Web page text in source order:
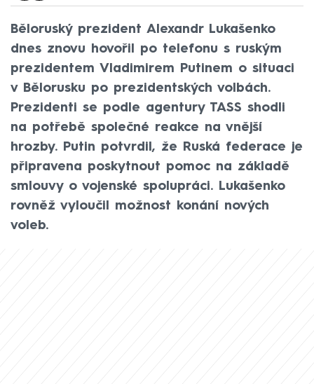
Běloruský prezident Alexandr Lukašenko
dnes znovu hovořil po telefonu s ruským
prezidentem Vladimirem Putinem o situaci
v Bělorusku po prezidentských volbách.
Prezidenti se podle agentury TASS shodli
na potřebě společné reakce na vnější
hrozby. Putin potvrdil, že Ruská federace je
připravena poskytnout pomoc na základě
smlouvy o vojenské spolupráci. Lukašenko
rovněž vyloučil možnost konání nových
voleb.